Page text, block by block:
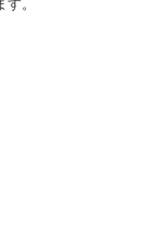
。